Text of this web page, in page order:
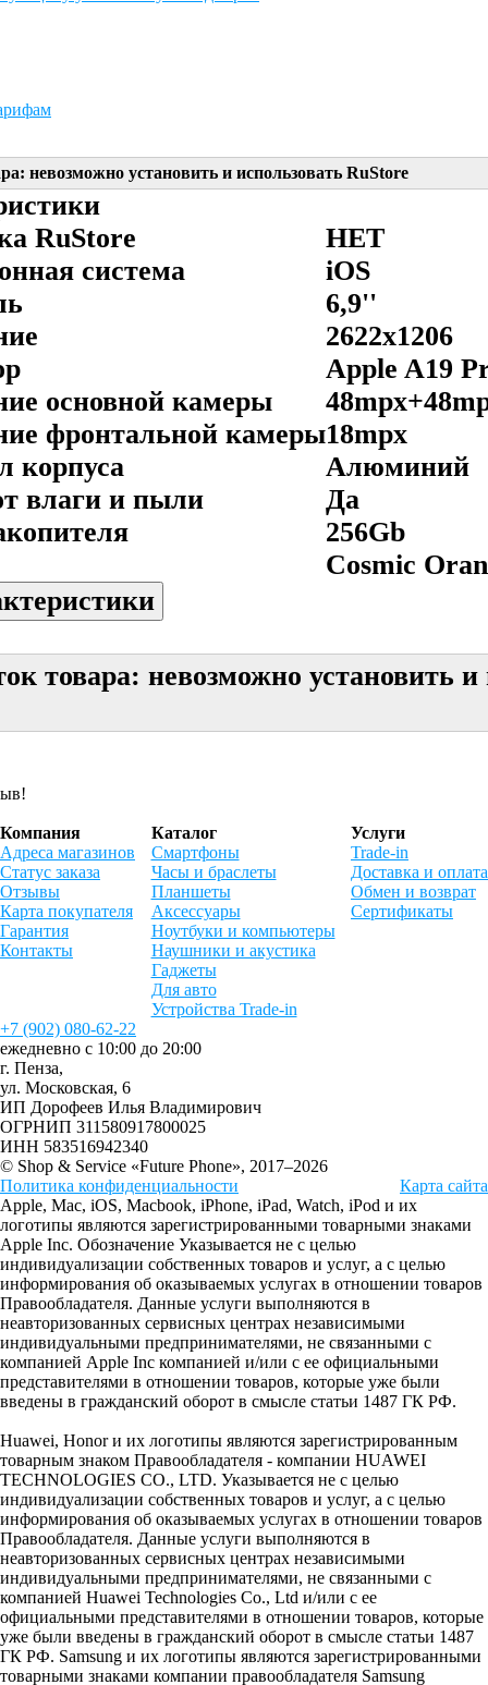
невозможно установить и использовать RuStore
RuStore
НЕТ
система
iOS
6,9''
2622x1206
Apple A19
основной камеры
фронтальной камеры18mpx
корпуса
Алюминий
влаги и пыли
Да
256Gb
Cosmic
товара: невозможно установить и
Компания
Адреса магазинов
Статус заказа
Отзывы
Карта покупателя
Гарантия
Контакты
Каталог
Смартфоны
Часы и браслеты
Планшеты
Аксессуары
Ноутбуки и компьютеры
Наушники и акустика
Гаджеты
Для авто
Устройства Trade-in
Услуги
Trade-in
Доставка и оплата
Обмен и возврат
Сертификаты
+7 (902) 080-62-22
ежедневно с 10:00 до 20:00
г. Пенза,
ул. Московская, 6
ИП Дорофеев Илья Владимирович
ОГРНИП 311580917800025
ИНН 583516942340
© Shop & Service «Future Phone», 2017–2026
Политика конфиденциальности
Карта сайта
Apple, Mac, iOS, Macbook, iPhone, iPad, Watch, iPod и их
логотипы являются зарегистрированными товарными знаками
Apple Inc. Обозначение Указывается не с целью
индивидуализации собственных товаров и услуг, а с целью
информирования об оказываемых услугах в отношении товаров
Правообладателя. Данные услуги выполняются в
неавторизованных сервисных центрах независимыми
индивидуальными предпринимателями, не связанными с
компанией Apple Inc компанией и/или с ее официальными
представителями в отношении товаров, которые уже были
введены в гражданский оборот в смысле статьи 1487 ГК РФ.
Huawei, Honor и их логотипы являются зарегистрированным
товарным знаком Правообладателя - компании HUAWEI
TECHNOLOGIES CO., LTD. Указывается не с целью
индивидуализации собственных товаров и услуг, а с целью
информирования об оказываемых услугах в отношении товаров
Правообладателя. Данные услуги выполняются в
неавторизованных сервисных центрах независимыми
индивидуальными предпринимателями, не связанными с
компанией Huawei Technologies Co., Ltd и/или с ее
официальными представителями в отношении товаров, которые
уже были введены в гражданский оборот в смысле статьи 1487
ГК РФ. Samsung и их логотипы являются зарегистрированными
товарными знаками компании правообладателя Samsung